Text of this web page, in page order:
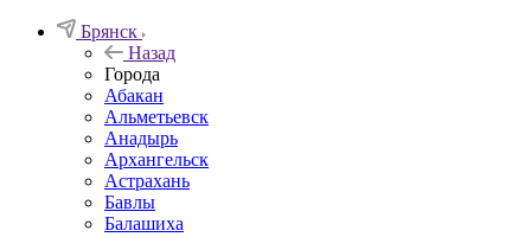
Брянск
Назад
Города
Абакан
Альметьевск
Анадырь
Архангельск
Астрахань
Бавлы
Балашиха